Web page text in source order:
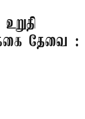
தேவை :